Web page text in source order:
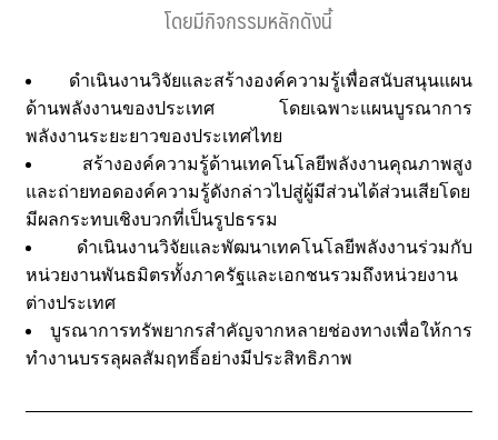
โดยมีกิจกรรมหลักดังนี้
ดำเนินงานวิจัยและสร้างองค์ความรู้เพื่อสนับสนุนแผน
ด้านพลังงานของประเทศ โดยเฉพาะแผนบูรณาการ
พลังงานระยะยาวของประเทศไทย
สร้างองค์ความรู้ด้านเทคโนโลยีพลังงานคุณภาพสูง
และถ่ายทอดองค์ความรู้ดังกล่าวไปสู่ผู้มีส่วนได้ส่วนเสียโดย
มีผลกระทบเชิงบวกที่เป็นรูปธรรม
ดำเนินงานวิจัยและพัฒนาเทคโนโลยีพลังงานร่วมกับ
หน่วยงานพันธมิตรทั้งภาครัฐและเอกชนรวมถึงหน่วยงาน
ต่างประเทศ
บูรณาการทรัพยากรสำคัญจากหลายช่องทางเพื่อให้การ
ทำงานบรรลุผลสัมฤทธิ์อย่างมีประสิทธิภาพ